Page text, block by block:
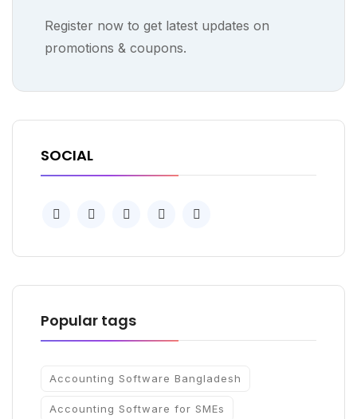
Register now to get latest updates on
promotions & coupons.
SOCIAL
Popular tags
Accounting Software Bangladesh
Accounting Software for SMEs